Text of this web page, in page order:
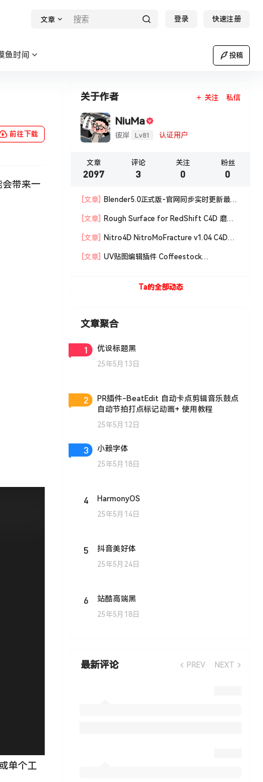
文章 登录 快速注册
鱼时间 投稿
前往下载
带来一
单个工
关于作者 关注 私信
NiuMa
彼岸 Lv81 认证用户
文章
2097
评论
3
关注
0
粉丝
0
[文章]
Blender5.0正式版-官网同步实时更新最新
[文章]
Rough Surface for RedShift C4D 磨损
[文章]
Nitro4D NitroMoFracture v1.04 C4D插
[文章]
UV贴图编辑插件 Coffeestock
Ta的全部动态
文章聚合
1 优设标题黑
25年5月13日
2
PR插件-BeatEdit 自动卡点剪辑音乐鼓点
自动节拍打点标记动画+ 使用教程
25年5月12日
3 小赖字体
25年5月18日
4 HarmonyOS
25年5月14日
5 抖音美好体
25年5月24日
6 站酷高端黑
25年5月18日
最新评论 PREV NEXT